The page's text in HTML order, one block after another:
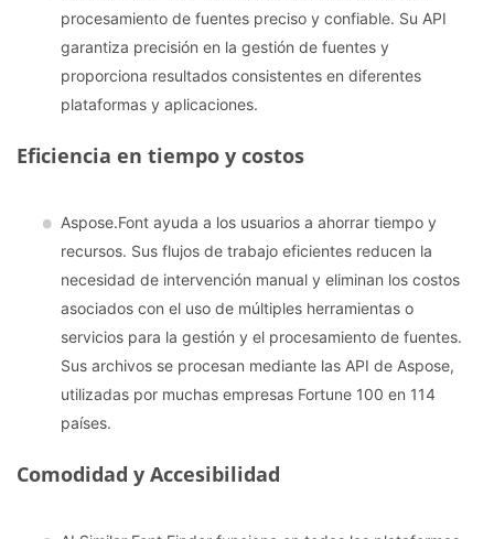
procesamiento de fuentes preciso y confiable. Su API
garantiza precisión en la gestión de fuentes y
proporciona resultados consistentes en diferentes
plataformas y aplicaciones.
Eficiencia en tiempo y costos
Aspose.Font ayuda a los usuarios a ahorrar tiempo y
recursos. Sus flujos de trabajo eficientes reducen la
necesidad de intervención manual y eliminan los costos
asociados con el uso de múltiples herramientas o
servicios para la gestión y el procesamiento de fuentes.
Sus archivos se procesan mediante las API de Aspose,
utilizadas por muchas empresas Fortune 100 en 114
países.
Comodidad y Accesibilidad